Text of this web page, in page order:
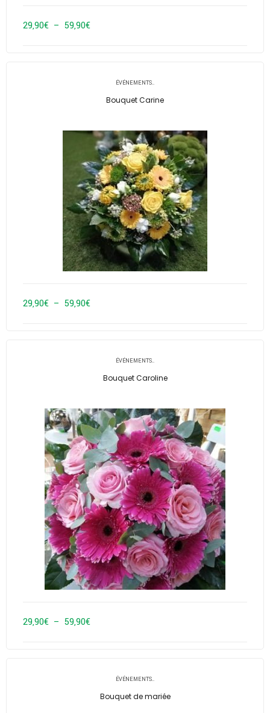
29,90€ – 59,90€Plage
ÉVÉNEMENTS..
Bouquet Carine
29,90€ – 59,90€Plage
ÉVÉNEMENTS..
Bouquet Caroline
29,90€ – 59,90€Plage
ÉVÉNEMENTS..
Bouquet de mariée